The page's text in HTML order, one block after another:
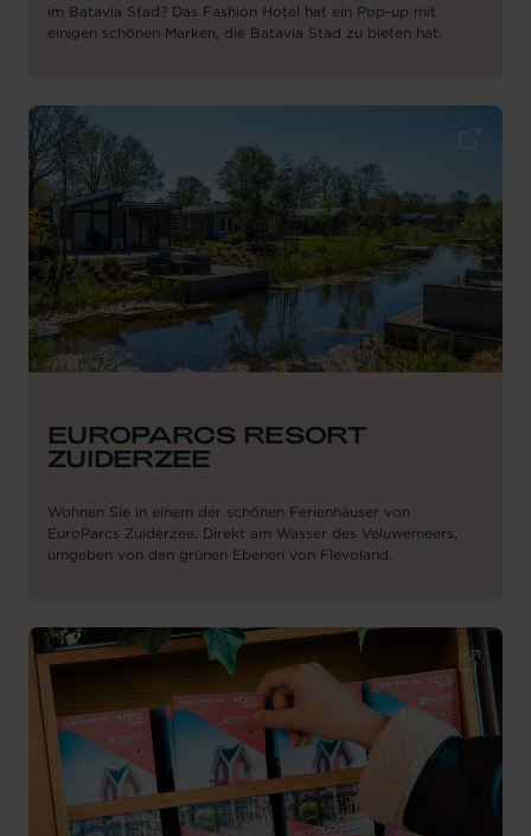
im Batavia Stad? Das Fashion Hotel hat ein Pop-up mit
einigen schönen Marken, die Batavia Stad zu bieten hat.
EUROPARCS RESORT
ZUIDERZEE
Wohnen Sie in einem der schönen Ferienhäuser von
EuroParcs Zuiderzee. Direkt am Wasser des Veluwemeers,
umgeben von den grünen Ebenen von Flevoland.